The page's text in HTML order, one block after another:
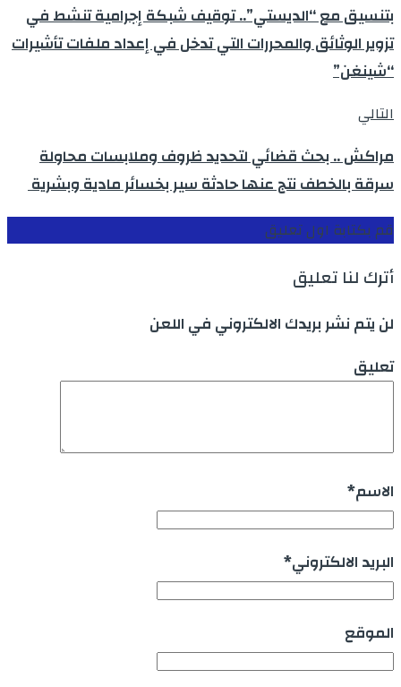
بتنسيق مع “الديستي”.. توقيف شبكة إجرامية تنشط في
تزوير الوثائق والمحررات التي تدخل في إعداد ملفات تأشيرات
“شينغن”
التالي
مراكش .. بحث قضائي لتحديد ظروف وملابسات محاولة
سرقة بالخطف نتج عنها حادثة سير بخسائر مادية وبشرية
قم بكتابة اول تعليق
أترك لنا تعليق
لن يتم نشر بريدك الالكتروني في اللعن
تعليق
الاسم*
البريد الالكتروني*
الموقع